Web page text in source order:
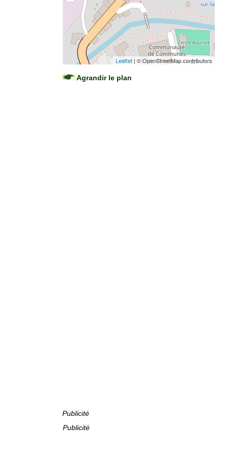
Leaflet| © OpenStreetMap contributors
Agrandir le plan
Publicité
Publicité